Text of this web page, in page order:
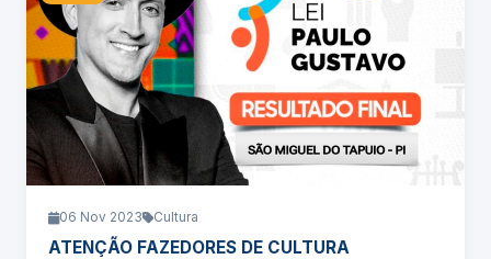
06 Nov 2023 Cultura
ATENÇÃO FAZEDORES DE CULTURA